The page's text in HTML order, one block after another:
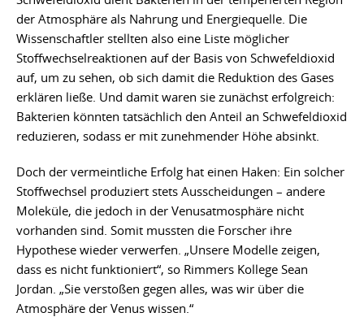
der Atmosphäre als Nahrung und Energiequelle. Die
Wissenschaftler stellten also eine Liste möglicher
Stoffwechselreaktionen auf der Basis von Schwefeldioxid
auf, um zu sehen, ob sich damit die Reduktion des Gases
erklären ließe. Und damit waren sie zunächst erfolgreich:
Bakterien könnten tatsächlich den Anteil an Schwefeldioxid
reduzieren, sodass er mit zunehmender Höhe absinkt.
Doch der vermeintliche Erfolg hat einen Haken: Ein solcher
Stoffwechsel produziert stets Ausscheidungen – andere
Moleküle, die jedoch in der Venusatmosphäre nicht
vorhanden sind. Somit mussten die Forscher ihre
Hypothese wieder verwerfen. „Unsere Modelle zeigen,
dass es nicht funktioniert“, so Rimmers Kollege Sean
Jordan. „Sie verstoßen gegen alles, was wir über die
Atmosphäre der Venus wissen.“